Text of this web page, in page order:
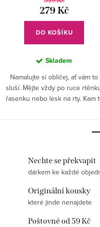
279 Kč
DO KOŠÍKU
Skladem
Namalujte si obličej, ať vám to
sluší. Mějte vždy po ruce
řasenku nebo lesk na rty. Kam
Nechte se překvapit
dárkem ke každé
Originální kousky
které jinde nenajdete
Poštovné od 59 Kč